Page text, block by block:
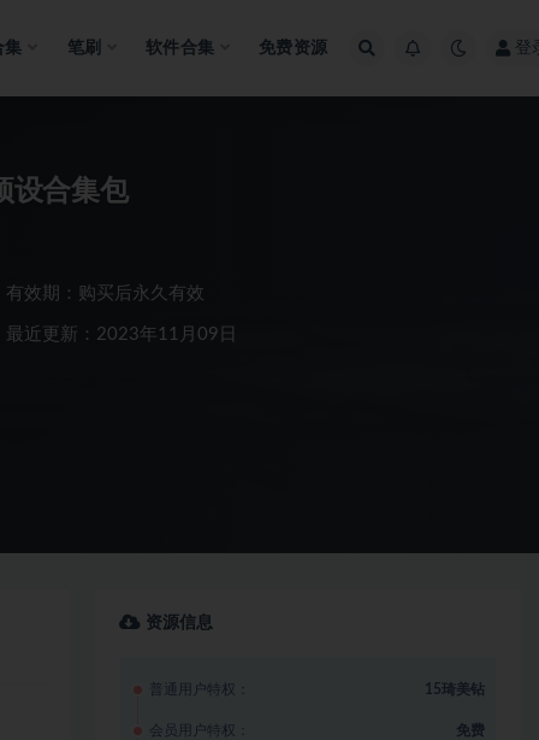
集 笔刷 软件合集 免费资源 登
设合集包
有效期：购买后永久有效
最近更新：2023年11月09日
资源信息
普通用户特权： 15琦美钻
会员用户特权： 免费